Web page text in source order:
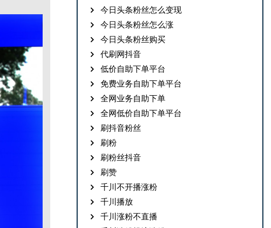
今日头条粉丝怎么变现
今日头条粉丝怎么涨
今日头条粉丝购买
代刷网抖音
低价自助下单平台
免费业务自助下单平台
全网业务自助下单
全网低价自助下单平台
刷抖音粉丝
刷粉
刷粉丝抖音
刷赞
千川不开播涨粉
千川播放
千川涨粉不直播